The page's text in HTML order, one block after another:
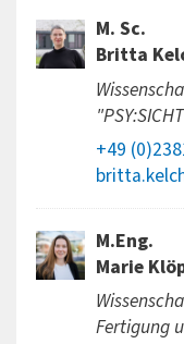
M. Sc.
Britta
+49
M.Eng.
Marie
Fertigung